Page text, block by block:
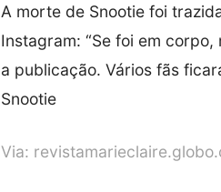
A morte de Snootie foi
Instagram: “Se foi em
a publicação. Vários fãs
Snootie
Via: